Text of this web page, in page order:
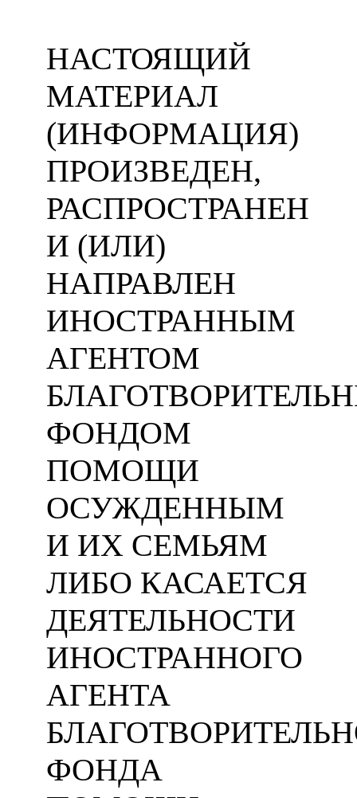
НАСТОЯЩИЙ
МАТЕРИАЛ
(ИНФОРМАЦИЯ)
ПРОИЗВЕДЕН,
РАСПРОСТРАНЕН
И (ИЛИ)
НАПРАВЛЕН
ИНОСТРАННЫМ
АГЕНТОМ
ФОНДОМ
ПОМОЩИ
ОСУЖДЕННЫМ
И ИХ СЕМЬЯМ
ЛИБО КАСАЕТСЯ
ДЕЯТЕЛЬНОСТИ
ИНОСТРАННОГО
АГЕНТА
ФОНДА